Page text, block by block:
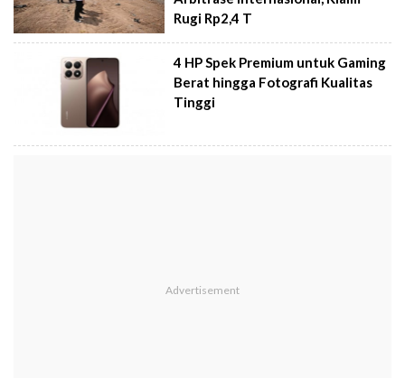
Rugi Rp2,4 T
4 HP Spek Premium untuk Gaming
Berat hingga Fotografi Kualitas
Tinggi